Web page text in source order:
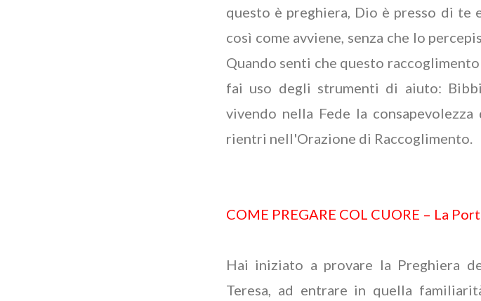
questo è preghiera, Dio è presso di te
così come avviene, senza che lo
Quando senti che questo
fai uso degli strumenti di aiuto:
vivendo nella Fede la
rientri nell'Orazione di Raccoglimento.
COME PREGARE COL CUORE – La
Hai iniziato a provare la Preghiera
Teresa, ad entrare in quella